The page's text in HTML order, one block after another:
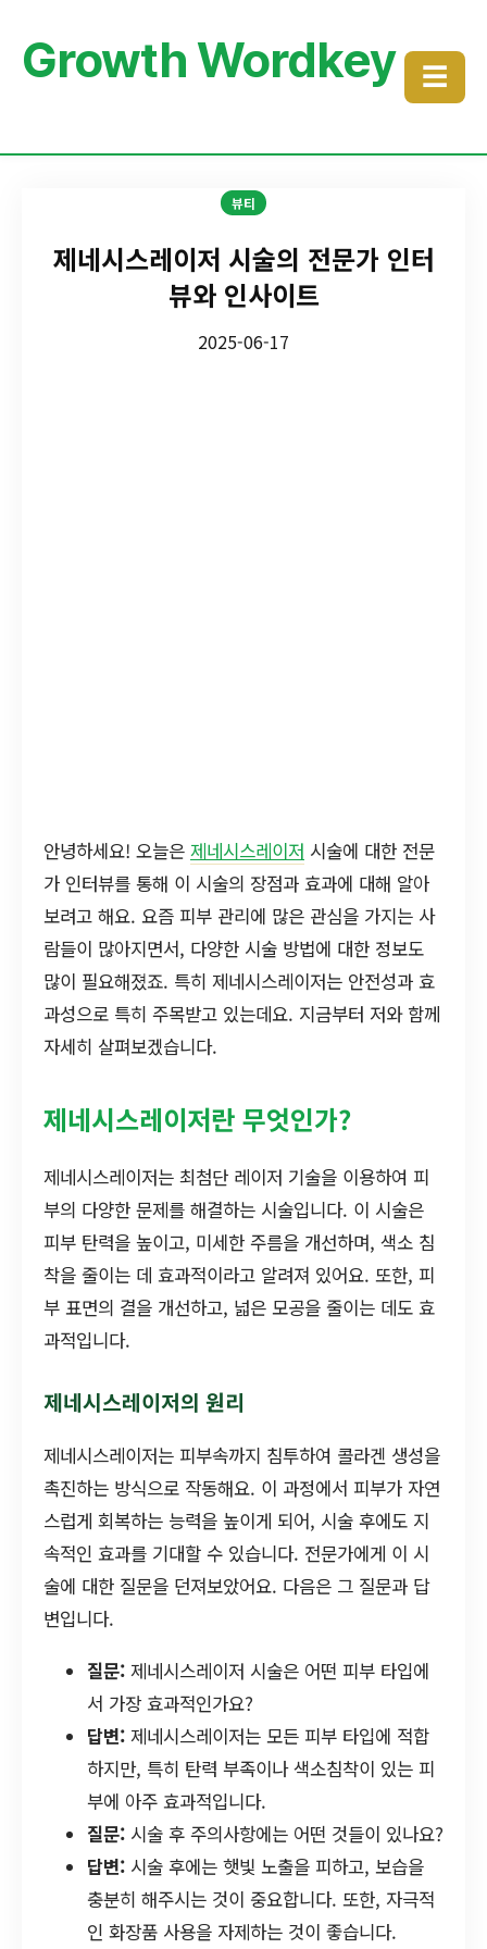
Growth Wordkey ☰
뷰티
제네시스레이저 시술의 전문가 인터
뷰와 인사이트
2025-06-17
안녕하세요! 오늘은 제네시스레이저 시술에 대한 전문
가 인터뷰를 통해 이 시술의 장점과 효과에 대해 알아
보려고 해요. 요즘 피부 관리에 많은 관심을 가지는 사
람들이 많아지면서, 다양한 시술 방법에 대한 정보도
많이 필요해졌죠. 특히 제네시스레이저는 안전성과 효
과성으로 특히 주목받고 있는데요. 지금부터 저와 함께
자세히 살펴보겠습니다.
제네시스레이저란 무엇인가?
제네시스레이저는 최첨단 레이저 기술을 이용하여 피
부의 다양한 문제를 해결하는 시술입니다. 이 시술은
피부 탄력을 높이고, 미세한 주름을 개선하며, 색소 침
착을 줄이는 데 효과적이라고 알려져 있어요. 또한, 피
부 표면의 결을 개선하고, 넓은 모공을 줄이는 데도 효
과적입니다.
제네시스레이저의 원리
제네시스레이저는 피부속까지 침투하여 콜라겐 생성을
촉진하는 방식으로 작동해요. 이 과정에서 피부가 자연
스럽게 회복하는 능력을 높이게 되어, 시술 후에도 지
속적인 효과를 기대할 수 있습니다. 전문가에게 이 시
술에 대한 질문을 던져보았어요. 다음은 그 질문과 답
변입니다.
질문: 제네시스레이저 시술은 어떤 피부 타입에
서 가장 효과적인가요?
답변: 제네시스레이저는 모든 피부 타입에 적합
하지만, 특히 탄력 부족이나 색소침착이 있는 피
부에 아주 효과적입니다.
질문: 시술 후 주의사항에는 어떤 것들이 있나요?
답변: 시술 후에는 햇빛 노출을 피하고, 보습을
충분히 해주시는 것이 중요합니다. 또한, 자극적
인 화장품 사용을 자제하는 것이 좋습니다.